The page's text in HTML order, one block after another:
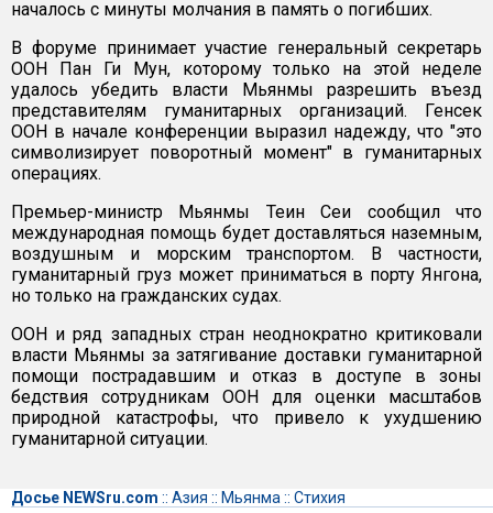
началось с минуты молчания в память о погибших.
В форуме принимает участие генеральный секретарь
ООН Пан Ги Мун, которому только на этой неделе
удалось убедить власти Мьянмы разрешить въезд
представителям гуманитарных организаций. Генсек
ООН в начале конференции выразил надежду, что "это
символизирует поворотный момент" в гуманитарных
операциях.
Премьер-министр Мьянмы Теин Сеи сообщил что
международная помощь будет доставляться наземным,
воздушным и морским транспортом. В частности,
гуманитарный груз может приниматься в порту Янгона,
но только на гражданских судах.
ООН и ряд западных стран неоднократно критиковали
власти Мьянмы за затягивание доставки гуманитарной
помощи пострадавшим и отказ в доступе в зоны
бедствия сотрудникам ООН для оценки масштабов
природной катастрофы, что привело к ухудшению
гуманитарной ситуации.
Досье NEWSru.com :: Азия :: Мьянма :: Стихия